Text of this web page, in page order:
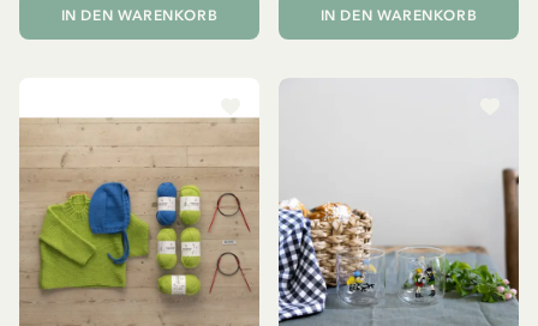
IN DEN WARENKORB IN DEN WARENKORB